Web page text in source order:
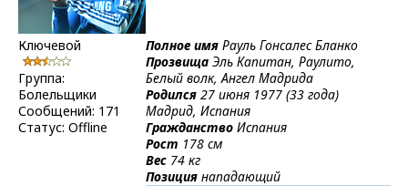
Ключевой
Группа:
Болельщики
Сообщений: 171
Статус: Offline
Полное имя Рауль Гонсалес Бланко
Прозвища Эль Капитан, Раулито,
Белый волк, Ангел Мадрида
Родился 27 июня 1977 (33 года)
Мадрид, Испания
Гражданство Испания
Рост 178 см
Вес 74 кг
Позиция нападающий